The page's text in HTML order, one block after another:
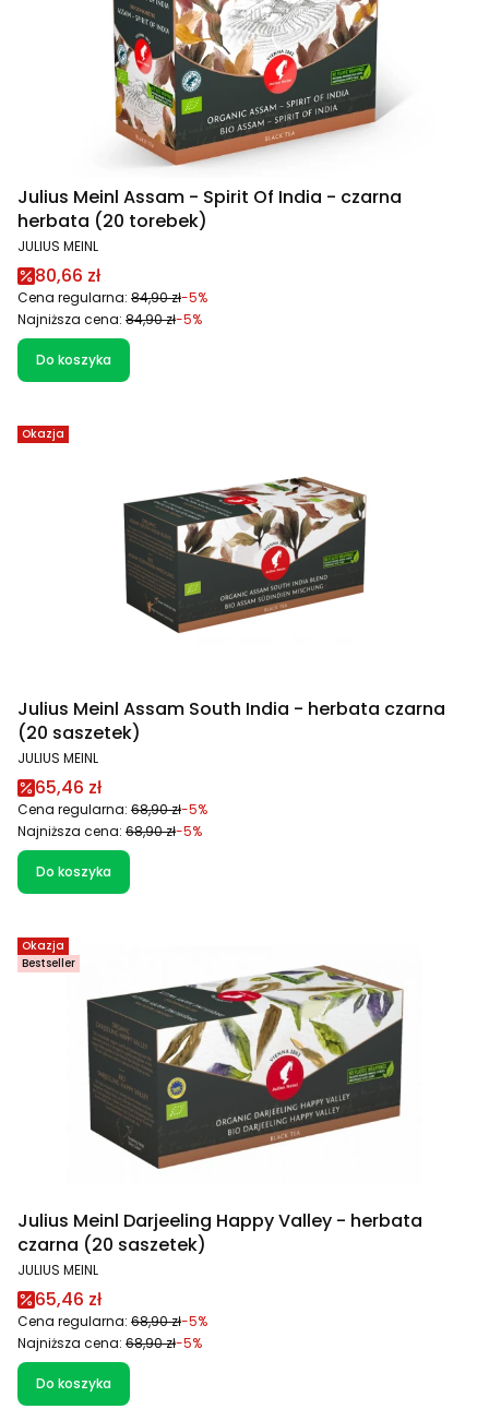
Julius Meinl Assam - Spirit Of India - czarna
herbata (20 torebek)
PRODUCENT
JULIUS MEINL
Cena promocyjna
80,66 zł
Cena regularna: 84,90 zł-5%
Najniższa cena: 84,90 zł-5%
Do koszyka
Okazja
Julius Meinl Assam South India - herbata czarna
(20 saszetek)
PRODUCENT
JULIUS MEINL
Cena promocyjna
65,46 zł
Cena regularna: 68,90 zł-5%
Najniższa cena: 68,90 zł-5%
Do koszyka
Okazja
Bestseller
Julius Meinl Darjeeling Happy Valley - herbata
czarna (20 saszetek)
PRODUCENT
JULIUS MEINL
Cena promocyjna
65,46 zł
Cena regularna: 68,90 zł-5%
Najniższa cena: 68,90 zł-5%
Do koszyka